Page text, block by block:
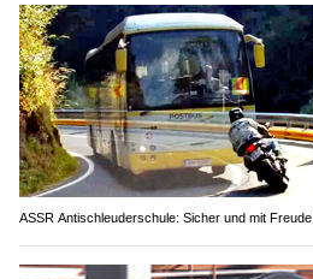
ASSR Antischleuderschule: Sicher und mit